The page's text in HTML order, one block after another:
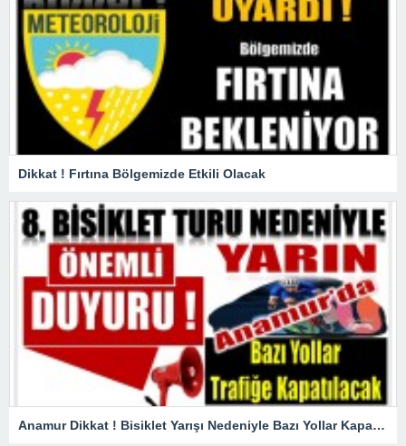
Dikkat ! Fırtına Bölgemizde Etkili Olacak
Anamur Dikkat ! Bisiklet Yarışı Nedeniyle Bazı Yollar Kapanacak